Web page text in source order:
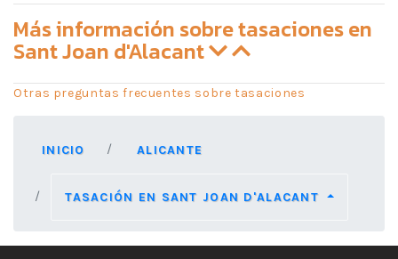
Más información sobre tasaciones en
Sant Joan d'Alacant
Otras preguntas frecuentes sobre tasaciones
INICIO ALICANTE
TASACIÓN EN SANT JOAN D'ALACANT